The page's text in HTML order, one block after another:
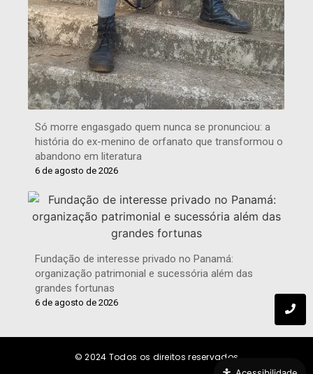
Só morre engasgado quem nunca se pronunciou: a
história do ex-menino de orfanato que transformou o
abandono em literatura
6 de agosto de 2026
Fundação de interesse privado no Panamá:
organização patrimonial e sucessória além das
grandes fortunas
6 de agosto de 2026
© 2024 Todos os direitos reservados